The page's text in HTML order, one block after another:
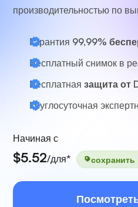
производительностью по
Гарантия 99,99%
Бесплатный снимок в
Бесплатная защита от
Круглосуточная
Начиная с
$5.52/для*